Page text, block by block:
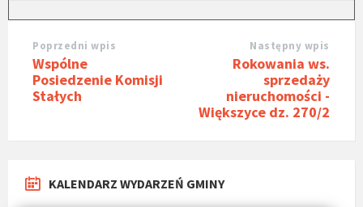
Poprzedni wpis
Wspólne
Posiedzenie Komisji
Stałych
Następny wpis
Rokowania ws.
sprzedaży
nieruchomości -
Większyce dz. 270/2
KALENDARZ WYDARZEŃ GMINY